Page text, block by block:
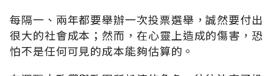
每隔一、兩年都要舉辦一次投票選舉，誠然要付出
很大的社會成本；然而，在心靈上造成的傷害，恐
怕不是任何可見的成本能夠估算的。